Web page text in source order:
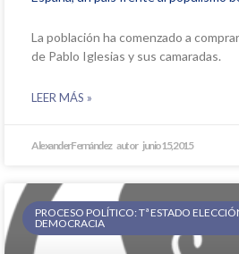
La población ha comenzado a
de Pablo Iglesias y sus camaradas.
LEER MÁS »
Alexander Fernández junio 15, 2015
PROCESO POLÍTICO: Tª ESTADO
DEMOCRACIA